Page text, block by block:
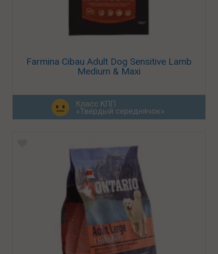
Farmina Cibau Adult Dog Sensitive Lamb
Medium & Maxi
Класс КПП
«Твёрдый середнячок»